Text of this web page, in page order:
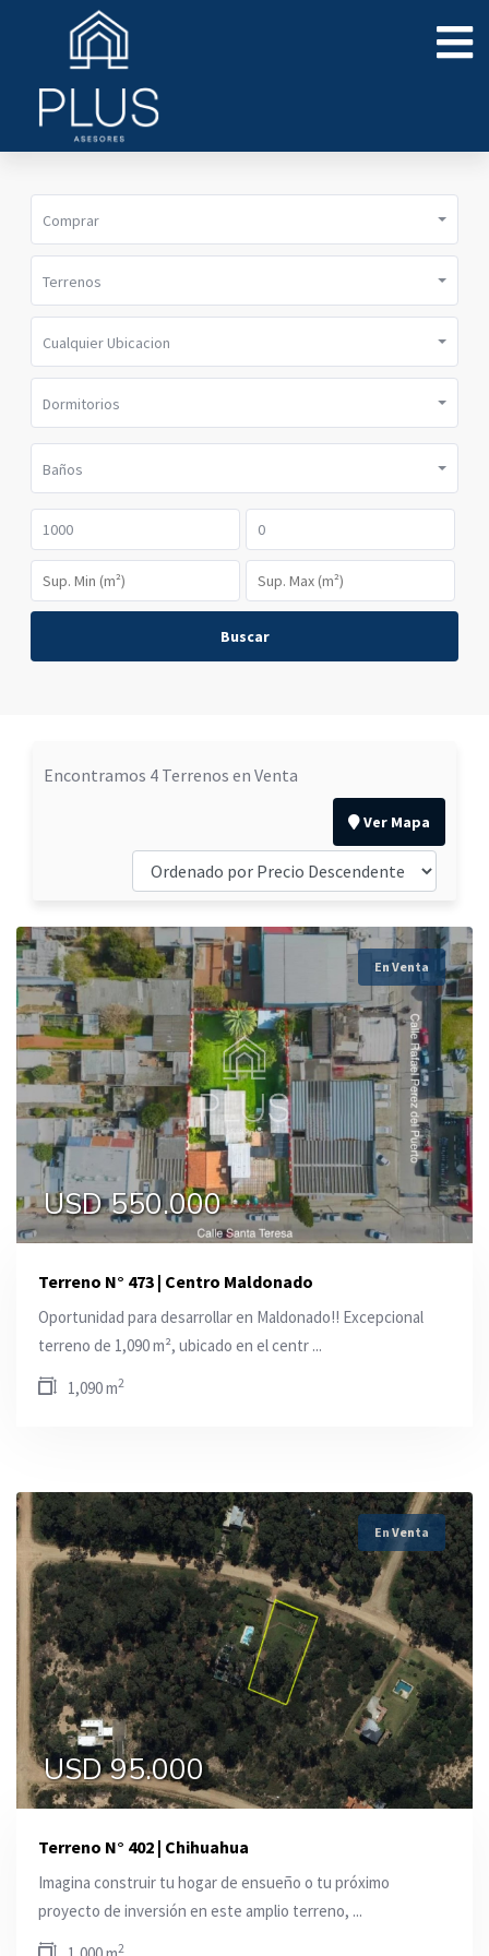
Comprar
Terrenos
Cualquier Ubicacion
Dormitorios
Baños
Buscar
Encontramos 4 Terrenos en Venta
Ver Mapa
En Venta
USD 550.000
Terreno N° 473 | Centro Maldonado
Oportunidad para desarrollar en Maldonado!! Excepcional
terreno de 1,090 m², ubicado en el centr ...
1,090 m2
En Venta
USD 95.000
Terreno N° 402 | Chihuahua
Imagina construir tu hogar de ensueño o tu próximo
proyecto de inversión en este amplio terreno, ...
2